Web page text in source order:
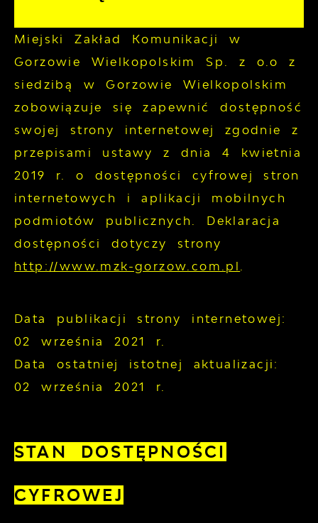
Miejski Zakład Komunikacji w
Gorzowie Wielkopolskim Sp. z o.o z
siedzibą w Gorzowie Wielkopolskim
zobowiązuje się zapewnić dostępność
swojej strony internetowej
zgodnie z
przepisami ustawy z dnia 4 kwietnia
2019 r. o dostępności cyfrowej stron
internetowych i aplikacji mobilnych
podmiotów publicznych. Deklaracja
dostępności dotyczy strony
http://www.mzk-gorzow.com.pl .
Data publikacji strony internetowej:
02 września 2021 r.
Data ostatniej istotnej aktualizacji:
02 września 2021 r.
STAN DOSTĘPNOŚCI
CYFROWEJ